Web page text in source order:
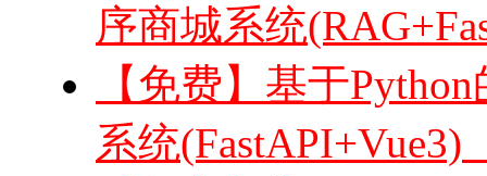
序商城系统
【免费】基于
系统(FastAPI+Vue3)